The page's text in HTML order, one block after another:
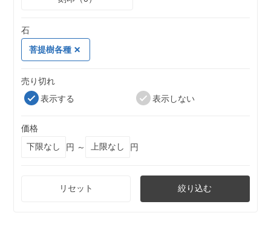
石
菩提樹各種
売り切れ
表示する
表示しない
価格
円 ～
円
リセット 絞り込む